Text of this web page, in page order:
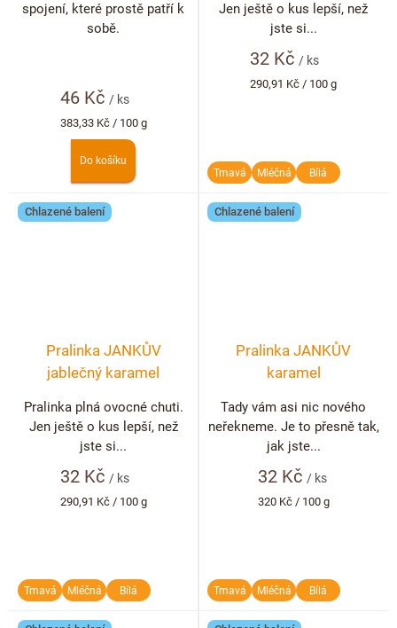
46 Kč / ks
Měrná
cena:
383,33 Kč / 100 g
Do košíku
spojení, které prostě patří k
sobě.
32 Kč/ ks
Měrná
290,91 Kč / 100 g
Jen ještě o kus lepší, než
jste si...
Tmavá Mléčná Bílá
Chlazené balení
Pralinka JANKŮV
jablečný karamel
32 Kč / ks
Měrná
290,91 Kč / 100 g
Pralinka plná ovocné chuti.
Jen ještě o kus lepší, než
jste si...
Tmavá Mléčná Bílá
Chlazené balení
Pralinka JANKŮV
karamel
32 Kč / ks
Měrná
320 Kč / 100 g
Tady vám asi nic nového
neřekneme. Je to přesně tak,
jak jste...
Tmavá Mléčná Bílá